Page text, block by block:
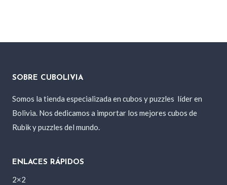
SOBRE CUBOLIVIA
Somos la tienda especializada en cubos y puzzles líder en
Bolivia. Nos dedicamos a importar los mejores cubos de
Rubik y puzzles del mundo.
ENLACES RÁPIDOS
2×2